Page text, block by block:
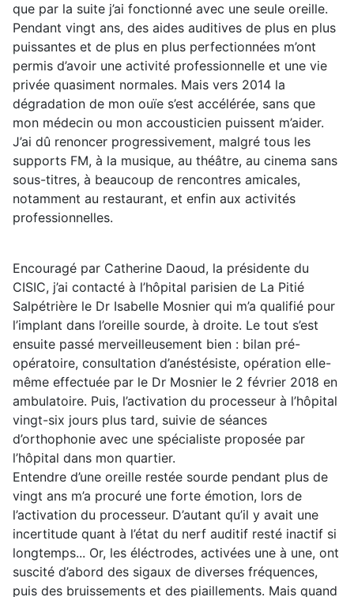
que par la suite j’ai fonctionné avec une seule oreille.
Pendant vingt ans, des aides auditives de plus en plus
puissantes et de plus en plus perfectionnées m’ont
permis d’avoir une activité professionnelle et une vie
privée quasiment normales. Mais vers 2014 la
dégradation de mon ouïe s’est accélérée, sans que
mon médecin ou mon accousticien puissent m’aider.
J’ai dû renoncer progressivement, malgré tous les
supports FM, à la musique, au théâtre, au cinema sans
sous-titres, à beaucoup de rencontres amicales,
notamment au restaurant, et enfin aux activités
professionnelles.
Encouragé par Catherine Daoud, la présidente du
CISIC, j’ai contacté à l’hôpital parisien de La Pitié
Salpétrière le Dr Isabelle Mosnier qui m’a qualifié pour
l’implant dans l’oreille sourde, à droite. Le tout s’est
ensuite passé merveilleusement bien : bilan pré-
opératoire, consultation d’anéstésiste, opération elle-
même effectuée par le Dr Mosnier le 2 février 2018 en
ambulatoire. Puis, l’activation du processeur à l’hôpital
vingt-six jours plus tard, suivie de séances
d’orthophonie avec une spécialiste proposée par
l’hôpital dans mon quartier.
Entendre d’une oreille restée sourde pendant plus de
vingt ans m’a procuré une forte émotion, lors de
l’activation du processeur. D’autant qu’il y avait une
incertitude quant à l’état du nerf auditif resté inactif si
longtemps... Or, les éléctrodes, activées une à une, ont
suscité d’abord des sigaux de diverses fréquences,
puis des bruissements et des piaillements. Mais quand